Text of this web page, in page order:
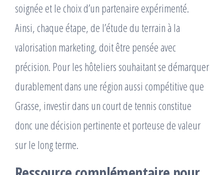
soignée et le choix d’un partenaire expérimenté.
Ainsi, chaque étape, de l’étude du terrain à la
valorisation marketing, doit être pensée avec
précision. Pour les hôteliers souhaitant se démarquer
durablement dans une région aussi compétitive que
Grasse, investir dans un court de tennis constitue
donc une décision pertinente et porteuse de valeur
sur le long terme.